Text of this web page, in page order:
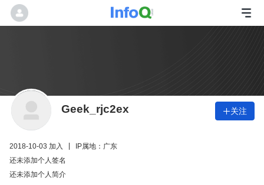
Geek_rjc2ex 关注
2018-10-03 加入
IP属地：广东
还未添加个人签名
还未添加个人简介